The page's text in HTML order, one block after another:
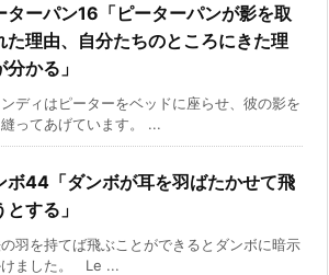
ターパン16「ピーターパンが影を取
た理由、自分たちのところにきた理
分かる」
ディはピーターをベッドに座らせ、彼の影を
ってあげています。 ...
ボ44「ダンボが耳を羽ばたかせて飛
とする」
羽を持てば飛ぶことができるとダンボに暗示
けました。 Le ...